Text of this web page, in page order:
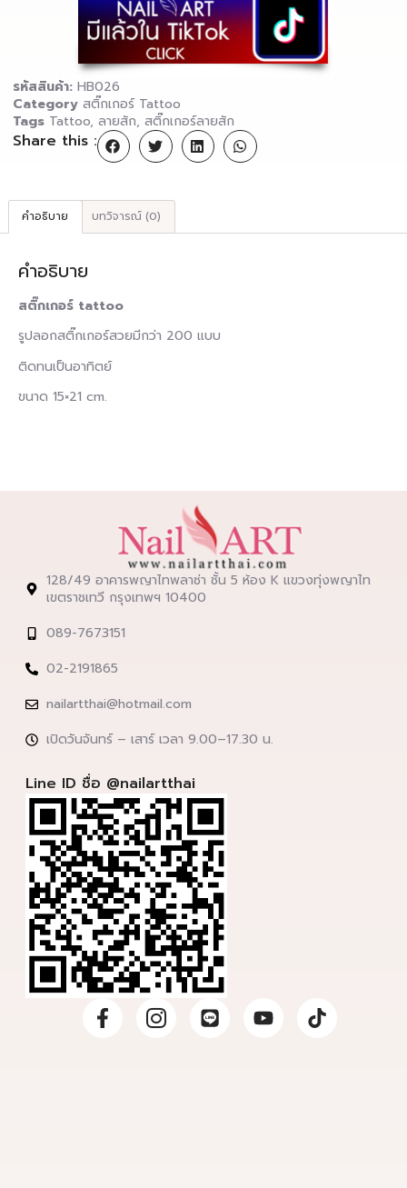
รหัสสินค้า: HB026
Category สติ๊กเกอร์ Tattoo
Tags Tattoo, ลายสัก, สติ๊กเกอร์ลายสัก
Share this :
คำอธิบาย บทวิจารณ์ (0)
คำอธิบาย
สติ๊กเกอร์ tattoo
รูปลอกสติ๊กเกอร์สวยมีกว่า 200 แบบ
ติดทนเป็นอาทิตย์
ขนาด 15×21 cm.
128/49 อาคารพญาไทพลาซ่า ชั้น 5 ห้อง K แขวงทุ่งพญาไท
เขตราชเทวี กรุงเทพฯ 10400
089-7673151
02-2191865
nailartthai@hotmail.com
เปิดวันจันทร์ – เสาร์ เวลา 9.00–17.30 น.
Line ID ชื่อ @nailartthai